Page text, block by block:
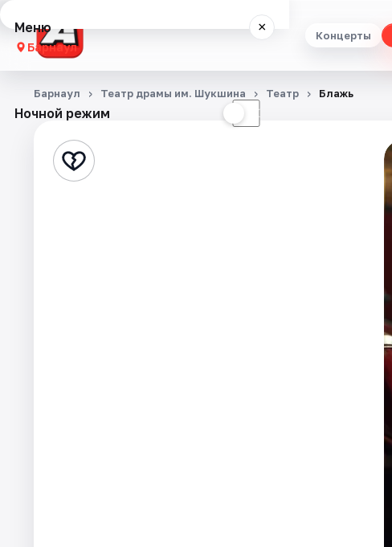
Концерты
Меню ×
Барнаул
Концерты
Стендап
Ночной режим ☾
Барнаул Театр драмы им. Шукшина Театр Блажь